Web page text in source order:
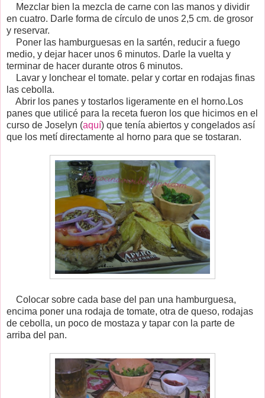
Mezclar bien la mezcla de carne con las manos y dividir
en cuatro. Darle forma de círculo de unos 2,5 cm. de grosor
y reservar.
Poner las hamburguesas en la sartén, reducir a fuego
medio, y dejar hacer unos 6 minutos. Darle la vuelta y
terminar de hacer durante otros 6 minutos.
Lavar y lonchear el tomate. pelar y cortar en rodajas finas
las cebolla.
Abrir los panes y tostarlos ligeramente en el horno.Los
panes que utilicé para la receta fueron los que hicimos en el
curso de Joselyn (aquí) que tenía abiertos y congelados así
que los metí directamente al horno para que se tostaran.
Colocar sobre cada base del pan una hamburguesa,
encima poner una rodaja de tomate, otra de queso, rodajas
de cebolla, un poco de mostaza y tapar con la parte de
arriba del pan.